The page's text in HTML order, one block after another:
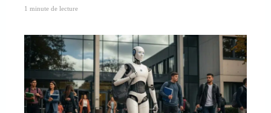
1 minute de lecture